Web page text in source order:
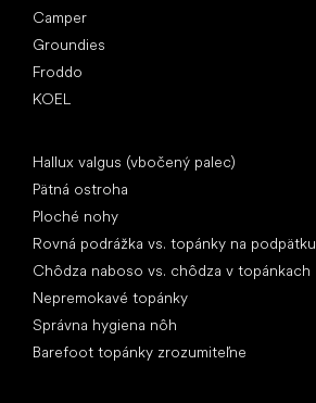
Camper
Groundies
Froddo
KOEL
Hallux valgus (vbočený palec)
Pätná ostroha
Ploché nohy
Rovná podrážka vs. topánky na podpätku
Chôdza naboso vs. chôdza v topánkach
Nepremokavé topánky
Správna hygiena nôh
Barefoot topánky zrozumiteľne